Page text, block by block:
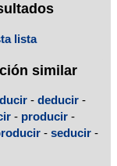
lista
similar
- deducir -
- producir -
- seducir -